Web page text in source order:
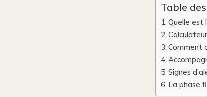
Table
Quelle est
Comment
Signes
La phase